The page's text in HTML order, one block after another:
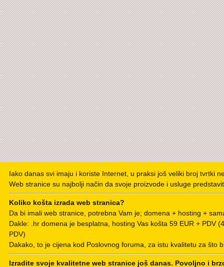
Iako danas svi imaju i koriste Internet, u praksi još veliki broj tvrtki
Web stranice su najbolji način da svoje proizvode i usluge
Koliko košta izrada web stranica?
Da bi imali web stranice, potrebna Vam je; domena + hosting +
Dakle: .hr domena je besplatna, hosting Vas košta 59 EUR + PDV
PDV)
Dakako, to je cijena kod Poslovnog foruma, za istu kvalitetu za što
Izradite svoje kvalitetne web stranice još danas. Povoljno i